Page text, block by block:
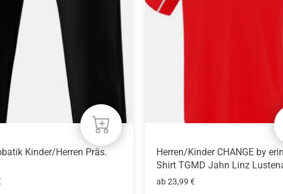
Kinder/Herren Präs.
auf.
Optionen
werden
Herren/Kinder CHANGE by
Shirt TGMD Jahn Linz
ab23,99€